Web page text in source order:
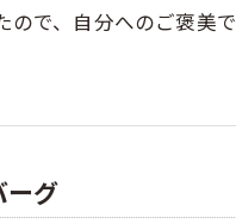
ので、自分へのご褒美
ーグ